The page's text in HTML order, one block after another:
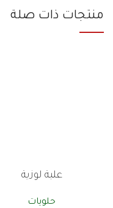
منتجات ذات صلة
علبة لوزية
حلويات